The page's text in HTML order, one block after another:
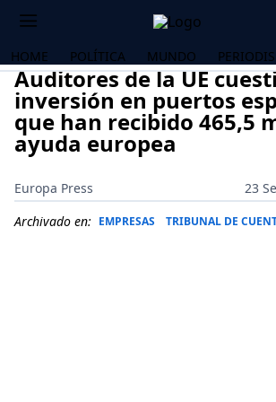
HOME POLÍTICA MUNDO
Auditores de la UE
inversión en puertos
que han recibido 465,5
ayuda europea
Europa Press
23
Archivado en: EMPRESAS TRIBUNAL DE